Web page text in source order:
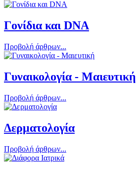
Γονίδια και DNA
Προβολή άρθρων...
Γυναικολογία - Μαιευτική
Προβολή άρθρων...
Δερματολογία
Προβολή άρθρων...